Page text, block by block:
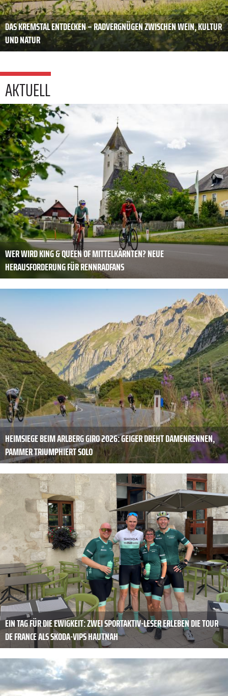
DAS KREMSTAL ENTDECKEN – RADVERGNÜGEN ZWISCHEN WEIN, KULTUR
UND NATUR
AKTUELL
WER WIRD KING & QUEEN OF MITTELKÄRNTEN? NEUE
HERAUSFORDERUNG FÜR RENNRADFANS
HEIMSIEGE BEIM ARLBERG GIRO 2026: GEIGER DREHT DAMENRENNEN,
PAMMER TRIUMPHIERT SOLO
EIN TAG FÜR DIE EWIGKEIT: ZWEI SPORTAKTIV-LESER ERLEBEN DIE TOUR
DE FRANCE ALS SKODA-VIPS HAUTNAH